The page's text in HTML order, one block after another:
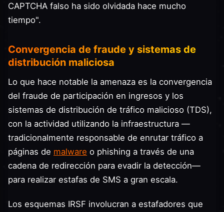
CAPTCHA falso ha sido olvidada hace mucho
tiempo".
Convergencia de fraude y sistemas de
distribución maliciosa
Lo que hace notable la amenaza es la convergencia
del fraude de participación en ingresos y los
sistemas de distribución de tráfico malicioso (TDS),
con la actividad utilizando la infraestructura —
tradicionalmente responsable de enrutar tráfico a
páginas de malware o phishing a través de una
cadena de redirección para evadir la detección—
para realizar estafas de SMS a gran escala.
Los esquemas IRSF involucran a estafadores que